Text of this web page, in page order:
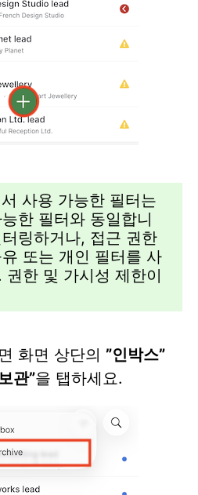
사용 가능한 필터는
한 필터와 동일합니
링하거나, 접근 권한
또는 개인 필터를 사
한 및 가시성 제한이
화면 상단의 ”인박스”
관”을 탭하세요.